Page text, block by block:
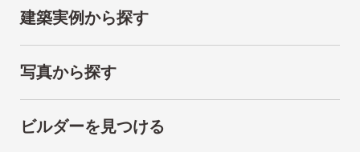
建築実例から探す
写真から探す
ビルダーを見つける